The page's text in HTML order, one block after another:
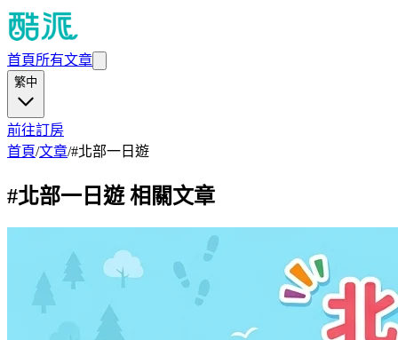
首頁所有文章
繁中
前往訂房
首頁/文章/#北部一日遊
#北部一日遊 相關文章